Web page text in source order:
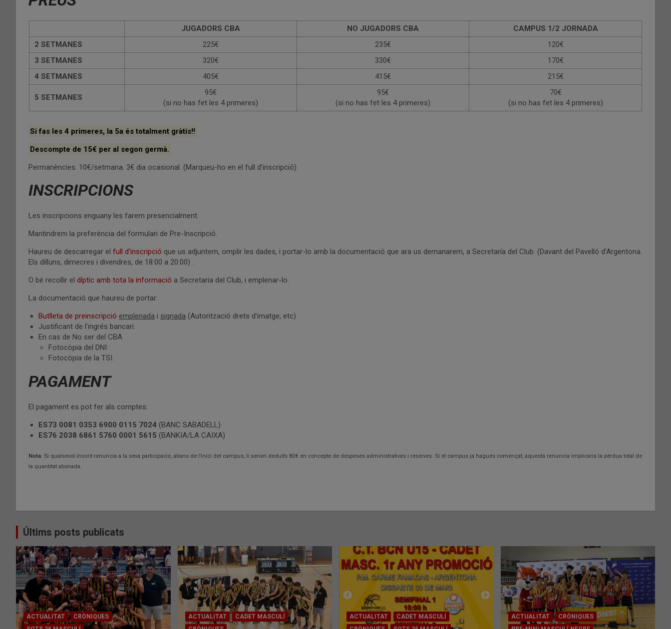
JUGADORS CBA NO JUGADORS CBA
CAMPUS 1/2 JORNADA
2 SETMANES
225€ 235€
120€
3 SETMANES
320€ 330€
170€
4 SETMANES
405€ 415€ 215€
5 SETMANES
95€
(si no has fet les 4 primeres)
95€
(si no has fet les 4 primeres)
70€
(si no has fet les 4 primeres)
Si fas les 4 primeres, la 5a és totalment gràtis!!
Descompte de 15€ per al segon germà.
Permanències. 10€/setmana. 3€ dia ocasional. (Marqueu-ho en el full d’inscripció)
INSCRIPCIONS
Les inscripcions enguany les farem presencialment.
Mantindrem la preferència del formulari de Pre-Inscripció.
Haureu de descarregar el full d’inscripció que us adjuntem, omplir les dades, i portar-lo amb la documentació que ara us demanarem, a Secretaría del Club. (Davant del Pavelló d’Argentona.
Els dilluns, dimecres i divendres, de 18:00 a 20:00) .
O bé recollir el díptic amb tota la informació a Secretaria del Club, i emplenar-lo.
La documentació que haureu de portar:
Butlleta de preinscripció emplenada i signada (Autorització drets d’imatge, etc)
Justificant de l’ingrés bancari.
En cas de No ser del CBA
Fotocòpia del DNI
Fotocòpia de la TSI.
PAGAMENT
El pagament es pot fer als comptes:
ES73 0081 0353 6900 0115 7024 (BANC SABADELL)
ES76 2038 6861 5760 0001 5615 (BANKIA/LA CAIXA)
Nota: Si qualsevol inscrit renuncia a la seva participació, abans de l’inici del campus, li serien deduïts 80€ en concepte de despeses administratives i reserves. Si el campus ja hagués començat, aquesta renuncia implicaria la pèrdua total de
la quantitat abonada.
Últims posts publicats
ACTUALITAT
CRÒNIQUES
ACTUALITAT
CADET MASCULÍ
ACTUALITAT
CADET MASCULÍ
ACTUALITAT
CRÒNIQUES